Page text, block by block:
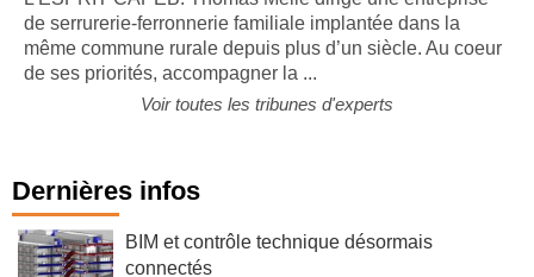
L'ESPRIT CAPEB. Thomas Mellé dirige une entreprise
de serrurerie-ferronnerie familiale implantée dans la
même commune rurale depuis plus d’un siècle. Au coeur
Dernières infos
BIM et contrôle technique désormais